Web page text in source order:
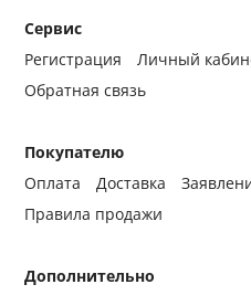
Сервис
Регистрация
Личный
Обратная связь
Покупателю
Оплата
Доставка
Правила продажи
Дополнительно